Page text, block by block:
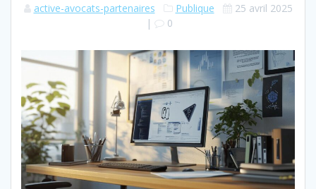
active-avocats-partenaires Publique
25 avril 2025
|
0